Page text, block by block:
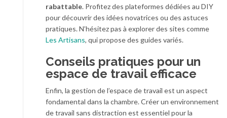
rabattable. Profitez des plateformes dédiées au DIY
pour découvrir des idées novatrices ou des astuces
pratiques. N’hésitez pas à explorer des sites comme
Les Artisans, qui propose des guides variés.
Conseils pratiques pour un
espace de travail efficace
Enfin, la gestion de l’espace de travail est un aspect
fondamental dans la chambre. Créer un environnement
de travail sans distraction est essentiel pour la